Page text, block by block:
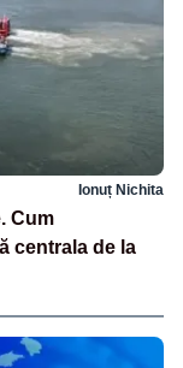
Ionuț Nichita
Cum
centrala de la